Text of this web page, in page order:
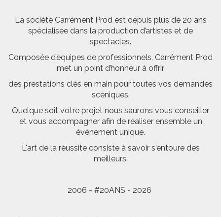
La société Carrément Prod est depuis plus de 20 ans
spécialisée dans la production d’artistes et de
spectacles.
Composée d’équipes de professionnels, Carrément Prod
met un point d’honneur à offrir
des prestations clés en main pour toutes vos demandes
scéniques.
Quelque soit votre projet nous saurons vous conseiller
et vous accompagner afin de réaliser ensemble un
évènement unique.
L'art de la réussite consiste à savoir s'entoure des
meilleurs.
2006 - #20ANS - 2026